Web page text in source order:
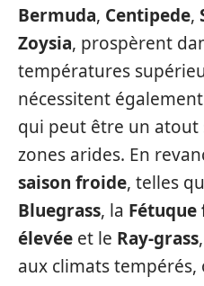
Bermuda, Centipede,
Zoysia, prospèrent
températures
nécessitent
qui peut être un atout
zones arides. En
saison froide, telles
Bluegrass, la Fétuque
élevée et le Ray-grass
aux climats